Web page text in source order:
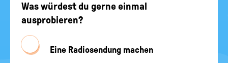
Was würdest du gerne einmal
ausprobieren?
Eine Radiosendung machen